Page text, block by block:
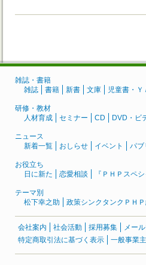
雑誌・書籍
雑誌
書籍 新書 文庫 児童書・Ｙ
研修・教材
人材育成
セミナー CD DVD・ビ
ニュース
新着一覧
おしらせ イベント パブ
お役立ち
日に新た
恋愛相談 『ＰＨＰスペ
テーマ別
松下幸之助
政策シンクタンクＰＨ
会社案内 社会活動 採用募集 メー
特定商取引法に基づく表示
一般事業